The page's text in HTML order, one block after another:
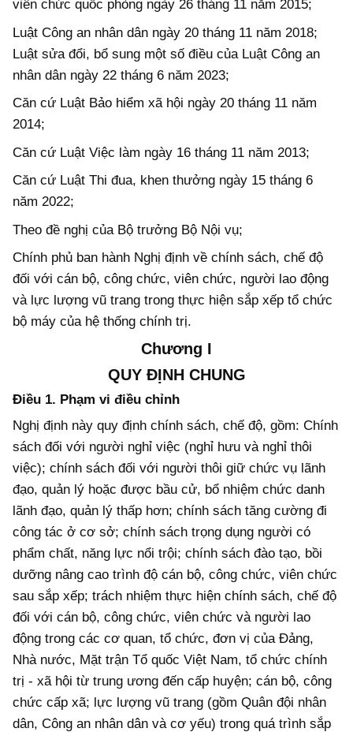
viên chức quốc phòng ngày 26 tháng 11 năm 2015;
Luật Công an nhân dân ngày 20 tháng 11 năm 2018;
Luật sửa đổi, bổ sung một số điều của Luật Công an
nhân dân ngày 22 tháng 6 năm 2023;
Căn cứ Luật Bảo hiểm xã hội ngày 20 tháng 11 năm
2014;
Căn cứ Luật Việc làm ngày 16 tháng 11 năm 2013;
Căn cứ Luật Thi đua, khen thưởng ngày 15 tháng 6
năm 2022;
Theo đề nghị của Bộ trưởng Bộ Nội vụ;
Chính phủ ban hành Nghị định về chính sách, chế độ
đối với cán bộ, công chức, viên chức, người lao động
và lực lượng vũ trang trong thực hiện sắp xếp tổ chức
bộ máy của hệ thống chính trị.
Chương I
QUY ĐỊNH CHUNG
Điều 1. Phạm vi điều chỉnh
Nghị định này quy định chính sách, chế độ, gồm: Chính
sách đối với người nghỉ việc (nghỉ hưu và nghỉ thôi
việc); chính sách đối với người thôi giữ chức vụ lãnh
đạo, quản lý hoặc được bầu cử, bổ nhiệm chức danh
lãnh đạo, quản lý thấp hơn; chính sách tăng cường đi
công tác ở cơ sở; chính sách trọng dụng người có
phẩm chất, năng lực nổi trội; chính sách đào tạo, bồi
dưỡng nâng cao trình độ cán bộ, công chức, viên chức
sau sắp xếp; trách nhiệm thực hiện chính sách, chế độ
đối với cán bộ, công chức, viên chức và người lao
động trong các cơ quan, tổ chức, đơn vị của Đảng,
Nhà nước, Mặt trận Tổ quốc Việt Nam, tổ chức chính
trị - xã hội từ trung ương đến cấp huyện; cán bộ, công
chức cấp xã; lực lượng vũ trang (gồm Quân đội nhân
dân, Công an nhân dân và cơ yếu) trong quá trình sắp